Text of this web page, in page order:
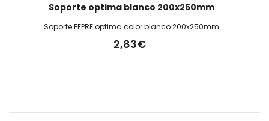
Soporte optima blanco 200x250mm
Soporte FEPRE optima color blanco 200x250mm
2,83€